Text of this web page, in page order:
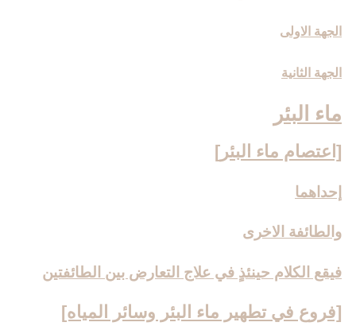
الجهة الاولى
الجهة الثانية
ماء البئر
[اعتصام ماء البئر]
إحداهما
والطائفة الاخرى‏
فيقع الكلام حينئذٍ في علاج التعارض بين الطائفتين
[فروع في تطهير ماء البئر وسائر المياه‏]